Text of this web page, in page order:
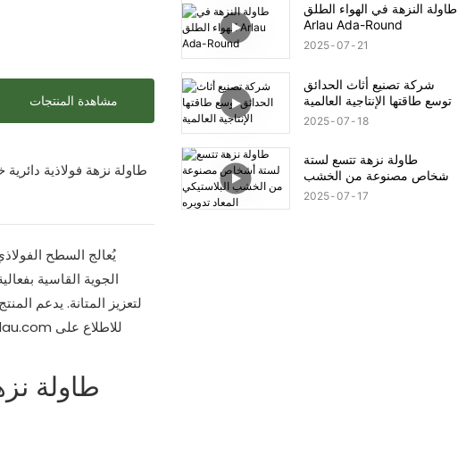
مشاهدة المنتجات
يُعالج السطح
لتعزيز المتانة. يدعم
طاولة النزهة في الهواء الطلق
Arlau Ada-Round
2025 07 21
شركة تصنيع أثاث الحدائق
توسع طاقتها الإنتاجية العالمية
2025 07 18
طاولة نزهة تتسع لستة
أشخاص مصنوعة من الخشب
البلاستيكي المعاد تدويره
2025 07 17